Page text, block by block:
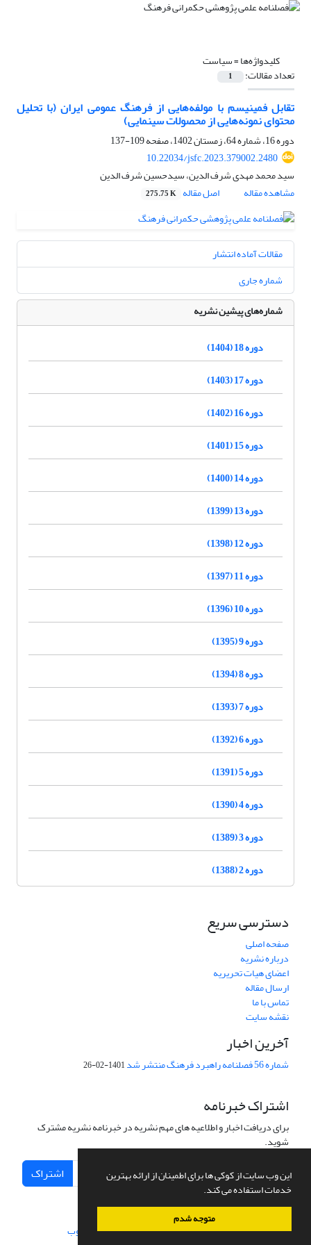
این وب سایت از کوکی ها برای اطمینان از ارائه بهترین
خدمات استفاده می کند.
متوجه شدم
کلیدواژه‌ها =سیاست
تعداد مقالات: 1
تقابل فمینیسم با مولفه‌هایی از فرهنگ عمومی ایران (با تحلیل
محتوای نمونه‌هایی از محصولات سینمایی)
دوره 16، شماره 64، زمستان 1402، صفحه
109-137
10.22034/jsfc.2023.379002.2480
سید محمد مهدی شرف الدین، سیدحسین شرف الدین
مشاهده مقاله
اصل مقاله 275.75 K
مقالات آماده انتشار
شماره جاری
شماره‌های پیشین نشریه
دوره 18 (1404)
دوره 17 (1403)
دوره 16 (1402)
دوره 15 (1401)
دوره 14 (1400)
دوره 13 (1399)
دوره 12 (1398)
دوره 11 (1397)
دوره 10 (1396)
دوره 9 (1395)
دوره 8 (1394)
دوره 7 (1393)
دوره 6 (1392)
دوره 5 (1391)
دوره 4 (1390)
دوره 3 (1389)
دوره 2 (1388)
دسترسی سریع
صفحه اصلی
درباره نشریه
اعضای هیات تحریریه
ارسال مقاله
تماس با ما
نقشه سایت
آخرین اخبار
شماره 56 فصلنامه راهبرد فرهنگ منتشر شد 1401-02-26
اشتراک خبرنامه
برای دریافت اخبار و اطلاعیه های مهم نشریه در خبرنامه نشریه مشترک
شوید.
اشتراک
سامانه مدیریت نشریات علمی.طراحی و پیاده سازی از سیناوب